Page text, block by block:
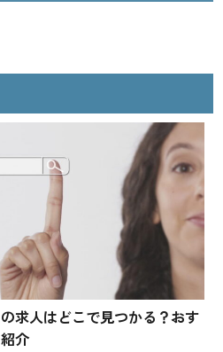
求人はどこで見つかる？おす
介